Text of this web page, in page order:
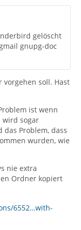
gelöscht
gnupg-doc
soll. Hast
ist wenn
wird sogar
Problem, dass
wurden, wie
nie extra
Ordner kopiert
6552…with-